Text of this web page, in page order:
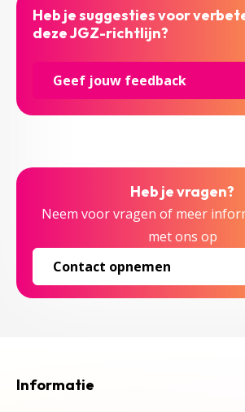
Heb je suggesties voor
deze JGZ-richtlijn?
Geef jouw feedback
Heb je vragen?
Neem voor vragen of meer
met ons op
Contact opnemen
Informatie